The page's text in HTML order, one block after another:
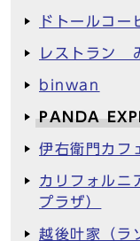
ドトールコ
レストラン
binwan
PANDA
伊右衛門カフ
カリフォルニ
プラザ）
越後叶家（ラ